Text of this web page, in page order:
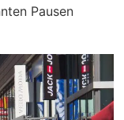
Pausen